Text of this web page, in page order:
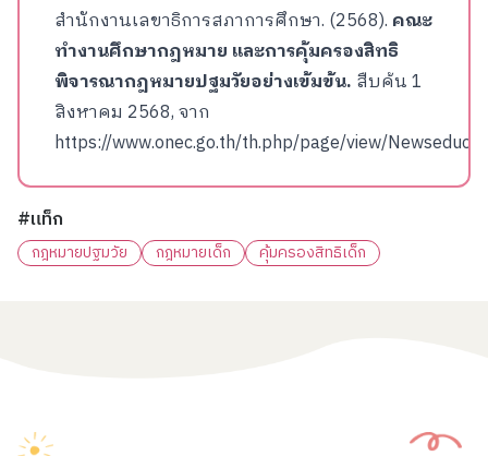
สำนักงานเลขาธิการสภาการศึกษา. (2568). คณะ
ทำงานศึกษากฎหมาย และการคุ้มครองสิทธิ
พิจารณากฎหมายปฐมวัยอย่างเข้มข้น. สืบค้น 1
สิงหาคม 2568, จาก
https://www.onec.go.th/th.php/page/view/
#แท็ก
กฎหมายปฐมวัย กฎหมายเด็ก คุ้มครองสิทธิเด็ก